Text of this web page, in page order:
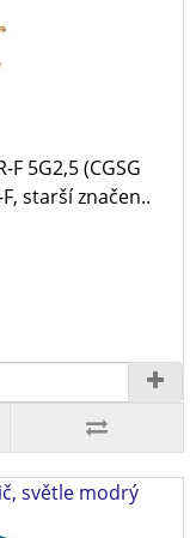
5G2,5 (CGSG
starší značen..
světle modrý